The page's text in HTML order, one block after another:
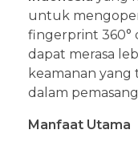
untuk
fingerprint 360°
dapat merasa
keamanan
dalam
Manfaat Utama